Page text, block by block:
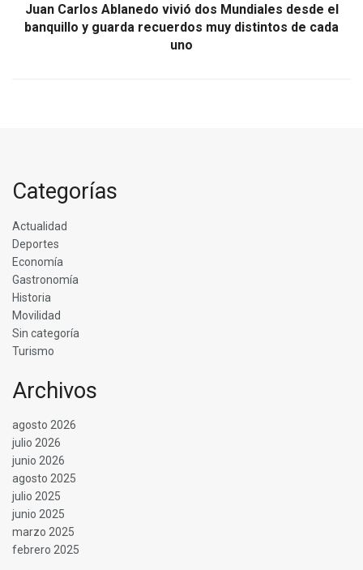
Juan Carlos Ablanedo vivió dos Mundiales desde el
banquillo y guarda recuerdos muy distintos de cada
uno
Categorías
Actualidad
Deportes
Economía
Gastronomía
Historia
Movilidad
Sin categoría
Turismo
Archivos
agosto 2026
julio 2026
junio 2026
agosto 2025
julio 2025
junio 2025
marzo 2025
febrero 2025